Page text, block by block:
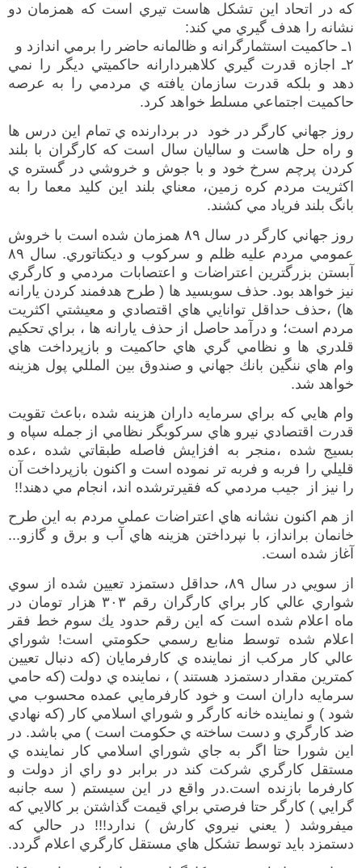
كه در اتحاد اين تشكل هاست تيري
استكه همزمان دو
نشانه را هدف گيري مي كند:
۱ـ حاكميت استثمارگرانه و ظالمانه حاضر را برمي اندازد و
۲ـ
اجازه قدرت گيري كلاهبردارانه حاكميتي ديگر را نمي
دهد و بلكه قدرت سازمان يافته ي مردمي را به عرصه
حاكميت اجتماعي مسلط خواهد كرد.
روز جهاني كارگر در خود در بردارنده ي تمام اين درس ها
و راه حل هاست و ساليان سال
است كه كارگران با بلند
كردن پرچم سرخ خود و با جوش و خروشي در گستره ي
اكثريت مردم كره زمين، معناي بلند
اين كليد معما را به
بانگ بلند فرياد مي كشند.
روز جهاني كارگر در سال ۸۹ همزمان شده است با خروش
عمومي مردم عليه ظلم و سركوب و ديكتاتوري. سال ۸۹
آبستن بزرگترين اعتراضات و اعتصابات مردمي و كارگري
نيز خواهد بود. حذف سوبسيد ها ( طرح هدفمند كردن يارانه
ها) ،حذف حداقل توانايي هاي اقتصادي و معيشتي اكثريت
مردم است؛ و درآمد حاصل از حذف يارانه ها ، براي تحكيم
قلدري ها و نظامي گري هاي حاكميت و بازپرداخت هاي
وام هاي ننگين بانك جهاني و صندوق بين المللي پول هزينه
خواهد شد.
وام هايي كه براي سرمايه داران هزينه شده ،باعث تقويت
قدرت اقتصادي نيرو هاي سركوبگر نظامي از جمله سپاه و
بسيج شده ،منجر به افزايش فاصله طبقاتي شده ، عده
قليلي را فربه و فربه تر نموده است و اكنون بازپرداخت آن
را نيز از جيب مردمي كه فقيرترشده اند، انجام مي دهند!!
از هم اكنون نشانه هاي اعتراضات عملي مردم به اين طرح
خانمان برانداز، با نپرداختن هزينه هاي آب و برق و گازو...
آغاز شده است.
از سويي در سال ۸۹، حداقل دستمزد تعيين شده از سوي
شواري عالي كار براي كارگران رقم ۳۰۳ هزار تومان در
ماه اعلام شده است كه اين رقم حدود يك سوم خط فقر
اعلام شده توسط منابع رسمي حكومتي است! شوراي
عالي كار مركب از نماينده ي كارفرمايان (كه دنبال تعيين
كمترين مقدار دستمزد هستند ) ، نماينده ي دولت (كه حامي
سرمايه داران است و خود كارفرمايي عمده محسوب مي
شود ) و نماينده خانه كارگر و شوراي اسلامي كار (كه نهادي
ضد كارگري و دست ساخته ي حكومت است ) مي باشد. در
اين شورا حتا اگر به جاي شوراي اسلامي كار نماينده ي
مستقل كارگري شركت كند در برابر دو راي از دولت و
كارفرما بازنده است.در واقع در اين سيستم ( سه جانبه
گرايي ) كارگر حتا فرصتي براي قيمت گذاشتن بر كالايي كه
ميفروشد ( يعني نيروي كارش ) ندارد!!!
در حالي كه
دستمزد بايد توسط تشكل هاي مستقل كارگري اعلام گردد.